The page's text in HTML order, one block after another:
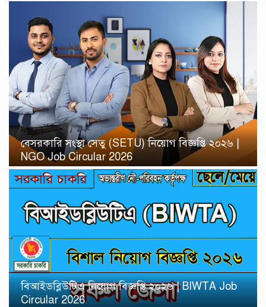
বেসরকারি সংস্থা সেতু (SETU) নিয়োগ বিজ্ঞপ্তি ২০২৬ |
NGO Job Circular 2026
বিআইডব্লিউটিএ নিয়োগ বিজ্ঞপ্তি ২০২৬ | BIWTA Job
Circular 2026